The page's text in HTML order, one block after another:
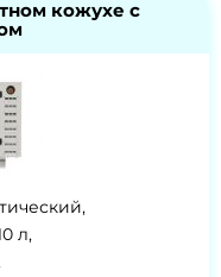
кожухе с
л,